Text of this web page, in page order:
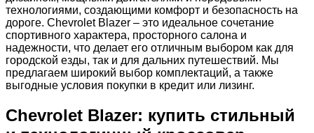
технологиями, создающими комфорт и безопасность на
дороге. Chevrolet Blazer – это идеальное сочетание
спортивного характера, просторного салона и
надежности, что делает его отличным выбором как для
городской езды, так и для дальних путешествий. Мы
предлагаем широкий выбор комплектаций, а также
выгодные условия покупки в кредит или лизинг.
Chevrolet Blazer: купить стильный